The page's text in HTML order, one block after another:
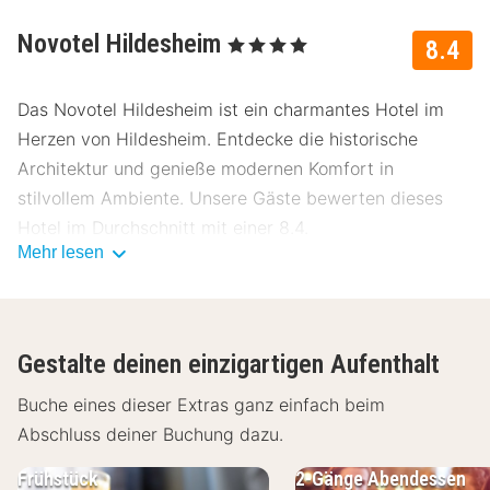
8.4
Novotel Hildesheim , 4 Sterne
Das Novotel Hildesheim ist ein charmantes Hotel im
Herzen von Hildesheim. Entdecke die historische
Architektur und genieße modernen Komfort in
stilvollem Ambiente. Unsere Gäste bewerten dieses
Hotel im Durchschnitt mit einer 8.4.
entfernt. Sehenswürdigkeiten in der Nähe:
Dom zu Hildesheim - ca. 300 m
Michaeliskirche - ca. 400 m
Marktplatz Hildesheim - ca. 450 m
Mehr lesen
Gestalte deinen einzigartigen Aufenthalt
Buche eines dieser Extras ganz einfach beim
Abschluss deiner Buchung dazu.
2-Gänge Abendessen
Frühstück